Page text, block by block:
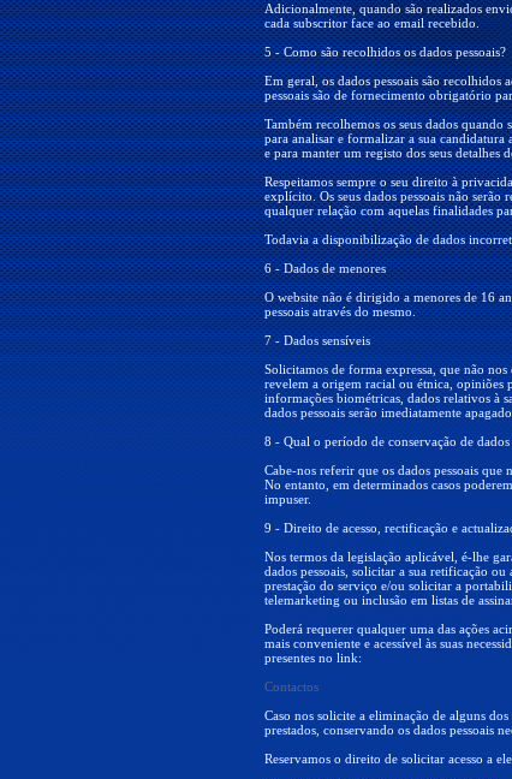
Adicionalmente, quando são realizados
cada subscritor face ao email recebido.
5 - Como são recolhidos os dados pessoais?
Em geral, os dados pessoais são recolhidos
pessoais são de fornecimento obrigatório
Também recolhemos os seus dados quando
para analisar e formalizar a sua candidatura
e para manter um registo dos seus detalhes
Respeitamos sempre o seu direito à
explícito. Os seus dados pessoais não
qualquer relação com aquelas finalidades
Todavia a disponibilização de dados
6 - Dados de menores
O website não é dirigido a menores de 16
pessoais através do mesmo.
7 - Dados sensíveis
Solicitamos de forma expressa, que não
revelem a origem racial ou étnica, opiniões
informações biométricas, dados relativos à
dados pessoais serão imediatamente
8 - Qual o período de conservação de dados
Cabe-nos referir que os dados pessoais que
No entanto, em determinados casos
impuser.
9 - Direito de acesso, rectificação e
Nos termos da legislação aplicável, é-lhe
dados pessoais, solicitar a sua retificação
prestação do serviço e/ou solicitar a
telemarketing ou inclusão em listas de
Poderá requerer qualquer uma das ações
mais conveniente e acessível às suas
presentes no link:
Contactos
Caso nos solicite a eliminação de alguns
prestados, conservando os dados pessoais
Reservamos o direito de solicitar acesso a